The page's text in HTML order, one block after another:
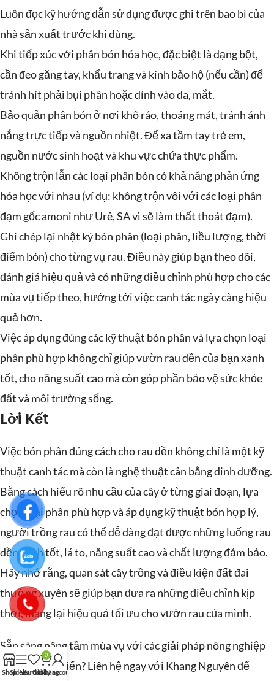
Luôn đọc kỹ hướng dẫn sử dụng được ghi trên bao bì của
nhà sản xuất trước khi dùng.
Khi tiếp xúc với phân bón hóa học, đặc biệt là dạng bột,
cần đeo găng tay, khẩu trang và kính bảo hộ (nếu cần) để
tránh hít phải bụi phân hoặc dính vào da, mắt.
Bảo quản phân bón ở nơi khô ráo, thoáng mát, tránh ánh
nắng trực tiếp và nguồn nhiệt. Để xa tầm tay trẻ em,
nguồn nước sinh hoạt và khu vực chứa thực phẩm.
Không trộn lẫn các loại phân bón có khả năng phản ứng
hóa học với nhau (ví dụ: không trộn vôi với các loại phân
đạm gốc amoni như Urê, SA vì sẽ làm thất thoát đạm).
Ghi chép lại nhật ký bón phân (loại phân, liều lượng, thời
điểm bón) cho từng vụ rau. Điều này giúp bạn theo dõi,
đánh giá hiệu quả và có những điều chỉnh phù hợp cho các
mùa vụ tiếp theo, hướng tới việc canh tác ngày càng hiệu
quả hơn.
Việc áp dụng đúng các kỹ thuật bón phân và lựa chọn loại
phân phù hợp không chỉ giúp vườn rau dền của bạn xanh
tốt, cho năng suất cao mà còn góp phần bảo vệ sức khỏe
đất và môi trường sống.
Lời Kết
Việc bón phân đúng cách cho rau dền không chỉ là một kỹ
thuật canh tác mà còn là nghệ thuật cân bằng dinh dưỡng.
Bằng cách hiểu rõ nhu cầu của cây ở từng giai đoạn, lựa
chọn loại phân phù hợp và áp dụng kỹ thuật bón hợp lý,
người trồng rau có thể dễ dàng đạt được những luống rau
dền xanh tốt, lá to, năng suất cao và chất lượng đảm bảo.
Hãy nhớ rằng, quan sát cây trồng và điều kiện đất đai
thường xuyên sẽ giúp bạn đưa ra những điều chỉnh kịp
thời, mang lại hiệu quả tối ưu cho vườn rau của mình.
Sẵn sàng nâng tầm mùa vụ với các giải pháp nông nghiệp
sinh học tiên tiến? Liên hệ ngay với Khang Nguyên để
ShopSidebarYêu thích
0
Giỏ hàng
My account